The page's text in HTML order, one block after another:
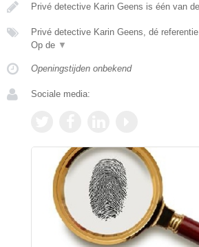
Privé detective Karin Geens is één van
Privé detective Karin Geens, dé
Op de ▼
Openingstijden onbekend
Sociale media: